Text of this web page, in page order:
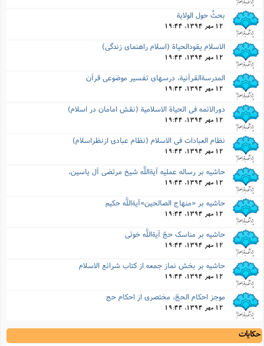
بحثٌ حول الولایة
12 مهر 1394, 19:44
الاسلام یقودالحیاة (اسلام راهنماى زندگى)
12 مهر 1394, 19:44
المدرسةالقرآنیة، درسهاى تفسیر موضوعى قرآن
12 مهر 1394, 19:44
دورالائمه فى الحیاة الاسلامیة (نقش امامان در اسلام)
12 مهر 1394, 19:44
نظام العبادات فى الاسلام (نظام عبادى ازنظراسلام)
12 مهر 1394, 19:44
حاشیه بر رساله عملیه آیةاللَّه شیخ مرتضى آل یاسین،
12 مهر 1394, 19:44
حاشیه بر «منهاج الصالحین»آیةاللَّه حکیم
12 مهر 1394, 19:44
حاشیه بر مناسک حجّ آیةاللَّه خوئى
12 مهر 1394, 19:44
حاشیه بر بخش نماز جمعه از کتاب شرائع الاسلام
12 مهر 1394, 19:44
موجز احکام الحجّ، مختصرى از احکام حج
12 مهر 1394, 19:44
حکایات